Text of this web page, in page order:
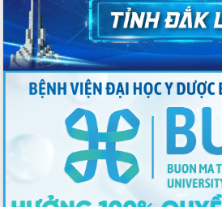
Quyết liệt cải cách hành chính, khơi
thông nguồn lực phát triển
Nâng cao hiệu lực, hiệu quả HĐND
tỉnh thông qua hiện đại hóa hành chính
Xã Ea Phê gắn cải cách hành chính với
chuyển đổi số
Phó Chủ tịch Thường trực UBND tỉnh
Hồ Thị Nguyên Thảo làm việc tại Trung
tâm Phục vụ hành chính công xã Ea